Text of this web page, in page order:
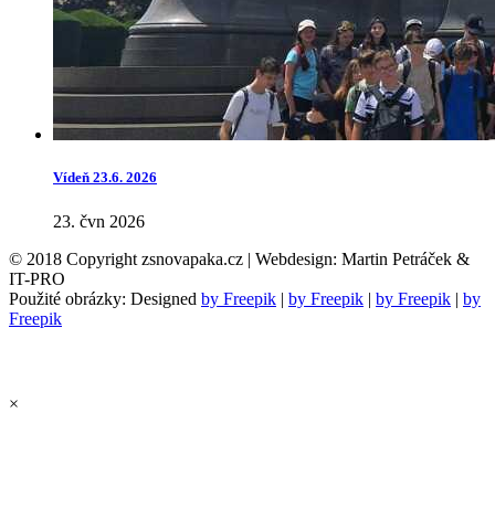
Vídeň 23.6. 2026
23. čvn 2026
© 2018 Copyright zsnovapaka.cz | Webdesign: Martin Petráček &
IT-PRO
Použité obrázky: Designed by Freepik | by Freepik | by Freepik | by
Freepik
×